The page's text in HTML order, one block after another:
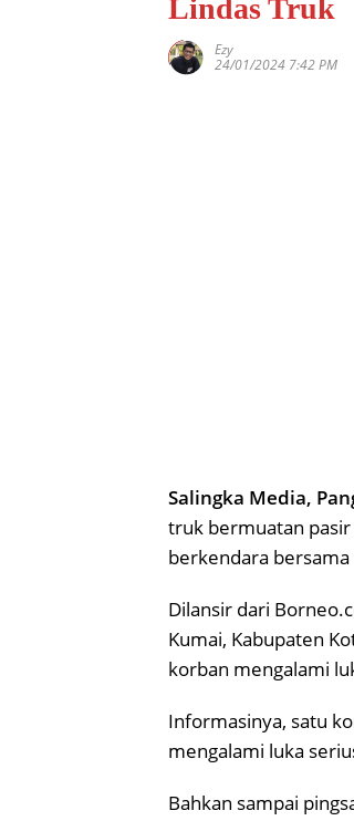
Lindas Truk
Ezy
24/01/2024 7:42 PM
Salingka Media,
truk bermuatan
berkendara
Dilansir dari
Kumai, Kabupaten
korban mengalami
Informasinya, satu
mengalami luka
Bahkan sampai